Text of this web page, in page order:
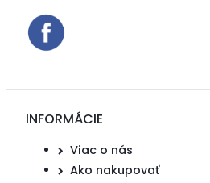
INFORMÁCIE
Viac o nás
Ako nakupovať